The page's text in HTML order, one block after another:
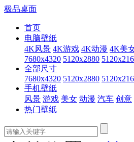
极品桌面
首页
电脑壁纸
4K风景 4K游戏 4K动漫 4K美
7680x4320 5120x2880
全部尺寸
7680x4320 5120x2880
手机壁纸
风景 游戏 美女 动漫 汽车 创意
热门壁纸